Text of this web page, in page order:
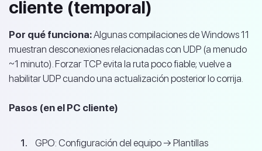
cliente (temporal)
Por qué funciona:Algunas compilaciones de Windows 11
muestran desconexiones relacionadas con UDP (a menudo
~1 minuto). Forzar TCP evita la ruta poco fiable; vuelve a
habilitar UDP cuando una actualización posterior lo corrija.
Pasos (en el PC cliente)
GPO: Configuración del equipo → Plantillas